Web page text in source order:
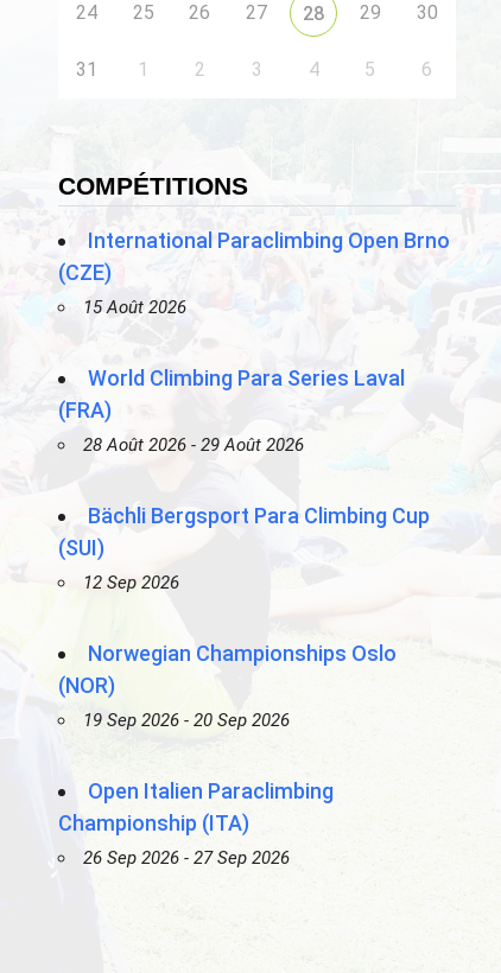
24 25 26 27 28 29 30
31 1 2 3 4 5 6
COMPÉTITIONS
International Paraclimbing Open Brno
(CZE)
15 Août 2026
World Climbing Para Series Laval
(FRA)
28 Août 2026 - 29 Août 2026
Bächli Bergsport Para Climbing Cup
(SUI)
12 Sep 2026
Norwegian Championships Oslo
(NOR)
19 Sep 2026 - 20 Sep 2026
Open Italien Paraclimbing
Championship (ITA)
26 Sep 2026 - 27 Sep 2026